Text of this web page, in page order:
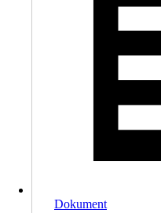
Dokument